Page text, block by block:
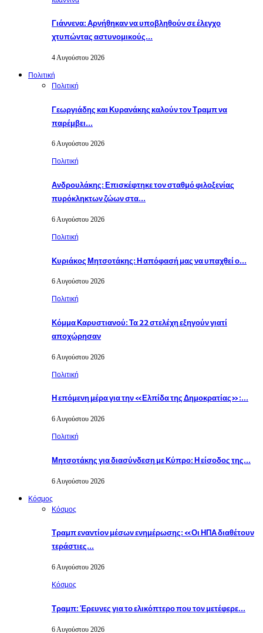
Γιάννενα: Αρνήθηκαν να υποβληθούν σε έλεγχο
χτυπώντας αστυνομικούς…
4 Αυγούστου 2026
Πολιτική
Πολιτική
Γεωργιάδης και Κυρανάκης καλούν τον Τραμπ να
παρέμβει…
6 Αυγούστου 2026
Πολιτική
Ανδρουλάκης: Επισκέφτηκε τον σταθμό φιλοξενίας
πυρόκληκτων ζώων στα…
6 Αυγούστου 2026
Πολιτική
Κυριάκος Μητσοτάκης: Η απόφασή μας να υπαχθεί ο…
6 Αυγούστου 2026
Πολιτική
Κόμμα Καρυστιανού: Τα 22 στελέχη εξηγούν γιατί
αποχώρησαν
6 Αυγούστου 2026
Πολιτική
Η επόμενη μέρα για την «Ελπίδα της Δημοκρατίας»:…
6 Αυγούστου 2026
Πολιτική
Μητσοτάκης για διασύνδεση με Κύπρο: Η είσοδος της…
6 Αυγούστου 2026
Κόσμος
Κόσμος
Τραμπ εναντίον μέσων ενημέρωσης: «Οι ΗΠΑ διαθέτουν
τεράστιες…
6 Αυγούστου 2026
Κόσμος
Τραμπ: Έρευνες για το ελικόπτερο που τον μετέφερε…
6 Αυγούστου 2026